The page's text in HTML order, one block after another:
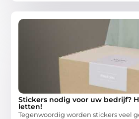
Stickers nodig voor uw bedrijf?
letten!
Tegenwoordig worden stickers veel